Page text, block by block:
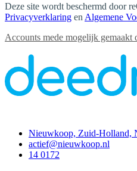
Deze site wordt beschermd door
Privacyverklaring en Algemene
Accounts mede mogelijk gemaakt
Nieuwkoop, Zuid-Holland,
actief@nieuwkoop.nl
14 0172